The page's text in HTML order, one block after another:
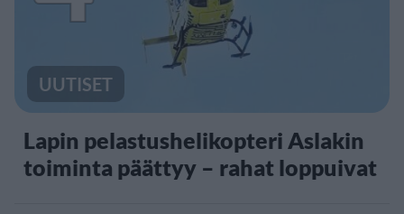
UUTISET
Lapin pelastushelikopteri Aslakin
toiminta päättyy – rahat loppuivat